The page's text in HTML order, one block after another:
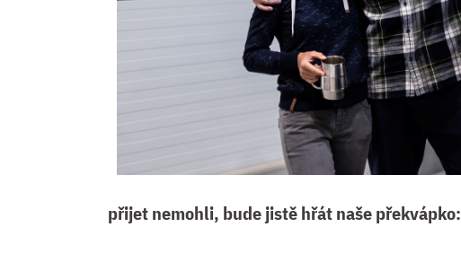
přijet nemohli, bude jistě hřát naše překvápko: